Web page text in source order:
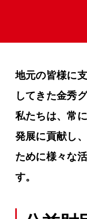
地元の皆様に
してきた金秀
私たちは、常
発展に貢献し
ために様々な
す。